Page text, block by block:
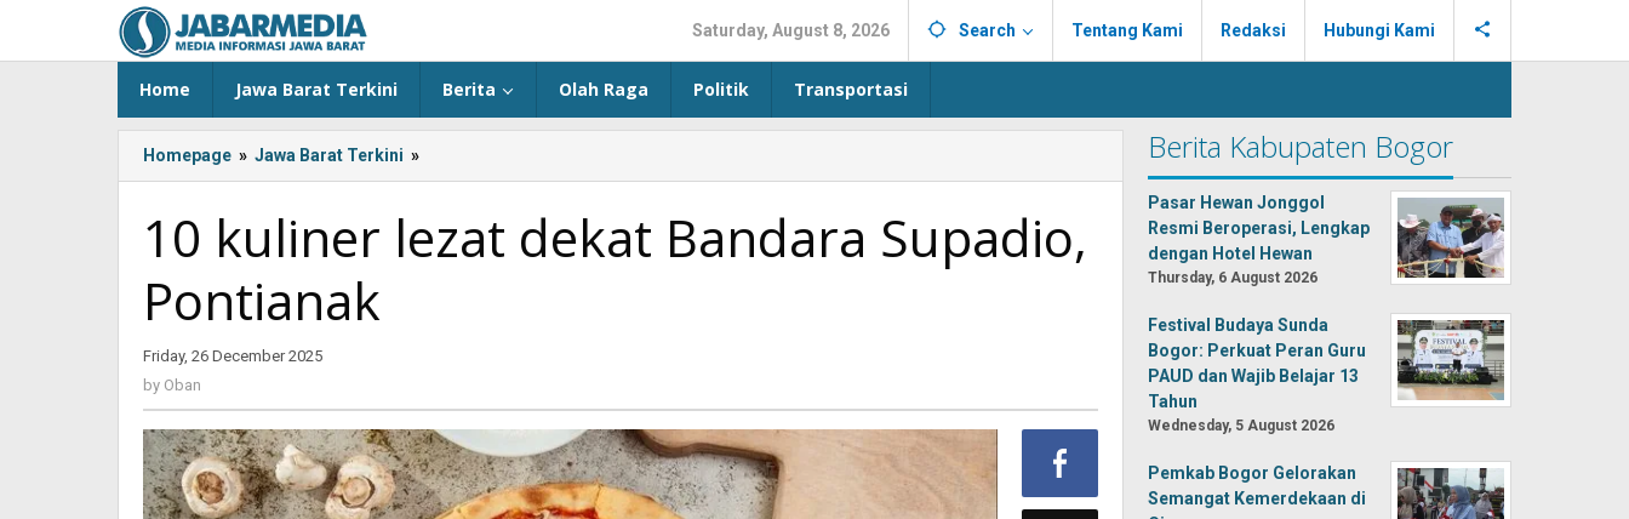
content
Saturday, August 8, 2026 Search Tentang Kami Redaksi Hubungi Kami
Home Jawa Barat Terkini Berita Olah Raga Politik Transportasi
Homepage » Jawa Barat Terkini »
kuliner
dekat
Bandara
10 kuliner lezat dekat Bandara Supadio,
Pontianak
Friday, 26 December 2025
by Oban
Berita Kabupaten Bogor
Pasar Hewan Jonggol
Resmi Beroperasi, Lengkap
dengan Hotel Hewan
Thursday, 6 August 2026
Festival Budaya Sunda
Bogor: Perkuat Peran Guru
PAUD dan Wajib Belajar 13
Tahun
Wednesday, 5 August 2026
Pemkab Bogor Gelorakan
Semangat Kemerdekaan di